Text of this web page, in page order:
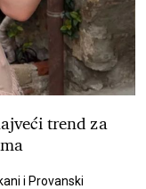
trend za
i Provanski